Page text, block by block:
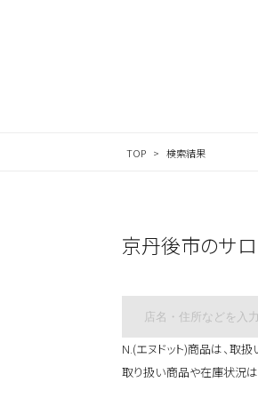
TOP 検索結果
京丹後市のサ
N.(エヌドット)商品は、取
取り扱い商品や在庫状況